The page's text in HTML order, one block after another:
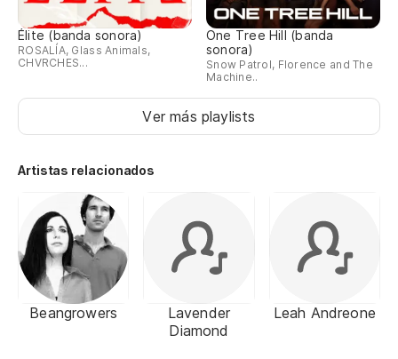
Élite (banda sonora)
ROSALÍA, Glass Animals,
CHVRCHES...
One Tree Hill (banda
sonora)
Snow Patrol, Florence and The
Machine..
Ver más playlists
Artistas relacionados
Beangrowers
Lavender
Diamond
Leah Andreone